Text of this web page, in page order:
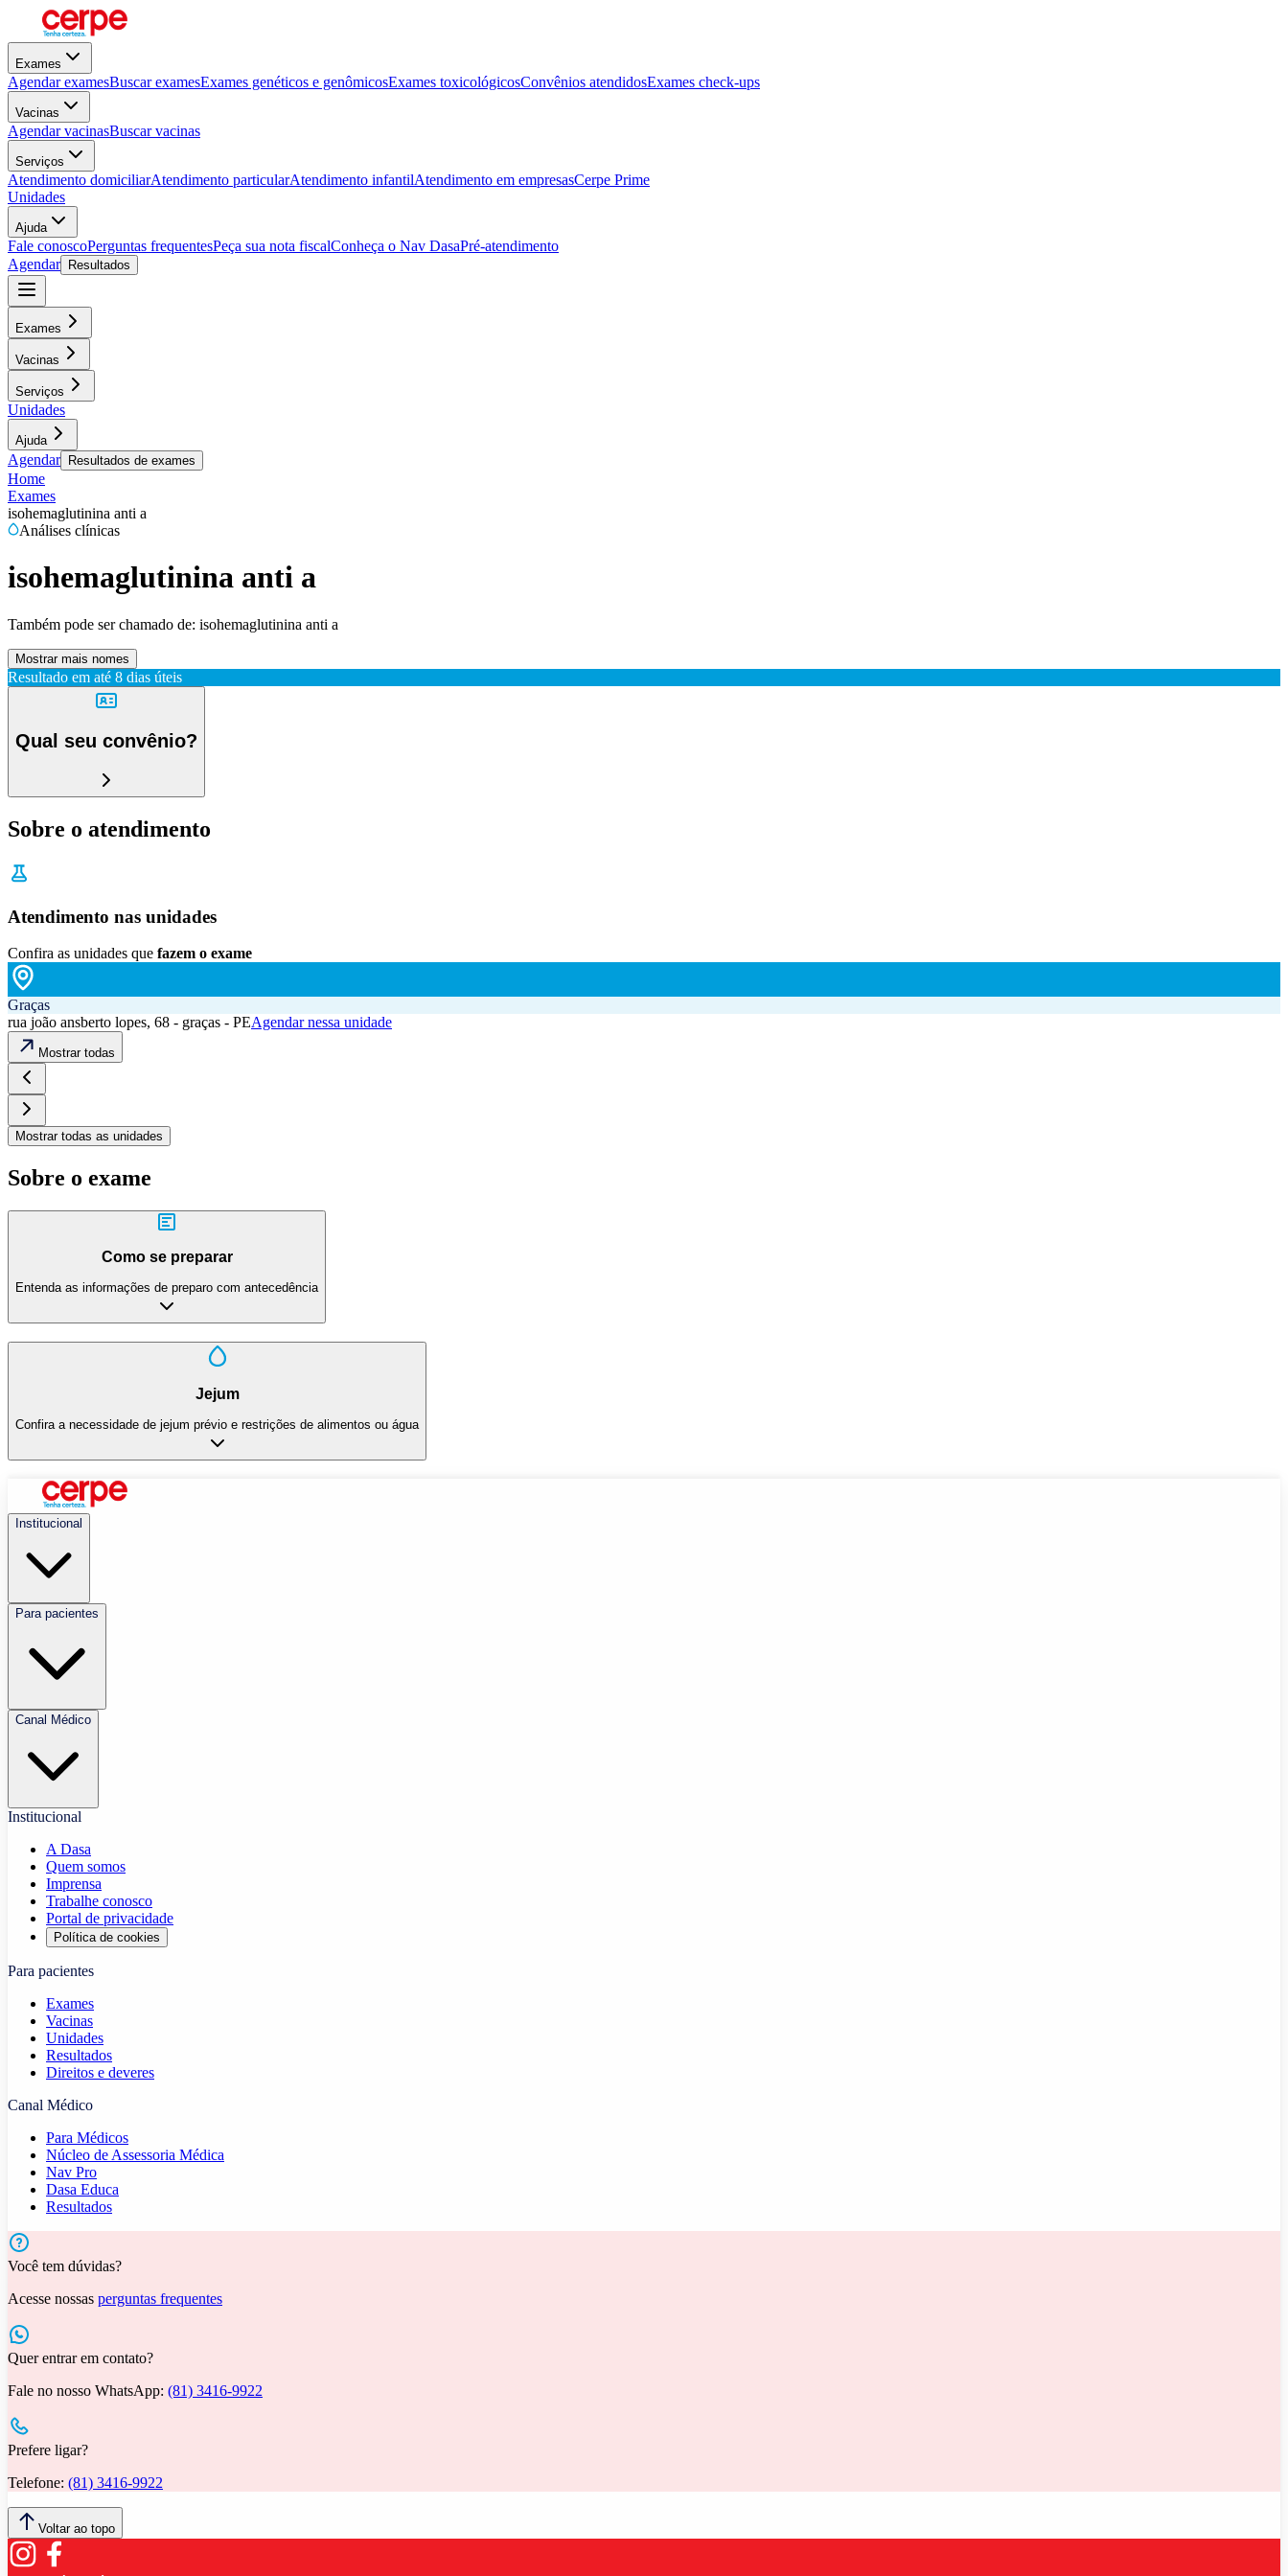
Exames
Agendar examesBuscar examesExames genéticos e genômicosExames toxicológicosConvênios atendidosExames check-ups
Vacinas
Agendar vacinasBuscar vacinas
Serviços
Atendimento domiciliarAtendimento particularAtendimento infantilAtendimento em empresasCerpe Prime
Unidades
Ajuda
Fale conoscoPerguntas frequentesPeça sua nota fiscalConheça o Nav DasaPré-atendimento
Agendar
Resultados
Exames
Vacinas
Serviços
Unidades
Ajuda
Agendar Resultados de exames
Home
Exames
isohemaglutinina anti a
Análises clínicas
isohemaglutinina anti a
Também pode ser chamado de: isohemaglutinina anti a
Mostrar mais nomes
Resultado em até 8 dias úteis
Qual seu convênio?
Sobre o atendimento
Atendimento nas unidades
Confira as unidades que fazem o exame
Graças
rua joão ansberto lopes, 68 - graças - PEAgendar nessa unidade
Mostrar todas
Mostrar todas as unidades
Sobre o exame
Como se preparar
Entenda as informações de preparo com antecedência
Jejum
Confira a necessidade de jejum prévio e restrições de alimentos ou água
Institucional
Para pacientes
Canal Médico
Institucional
A Dasa
Quem somos
Imprensa
Trabalhe conosco
Portal de privacidade
Política de cookies
Para pacientes
Exames
Vacinas
Unidades
Resultados
Direitos e deveres
Canal Médico
Para Médicos
Núcleo de Assessoria Médica
Nav Pro
Dasa Educa
Resultados
Você tem dúvidas?
Acesse nossas perguntas frequentes
Quer entrar em contato?
Fale no nosso WhatsApp: (81) 3416-9922
Prefere ligar?
Telefone: (81) 3416-9922
Voltar ao topo